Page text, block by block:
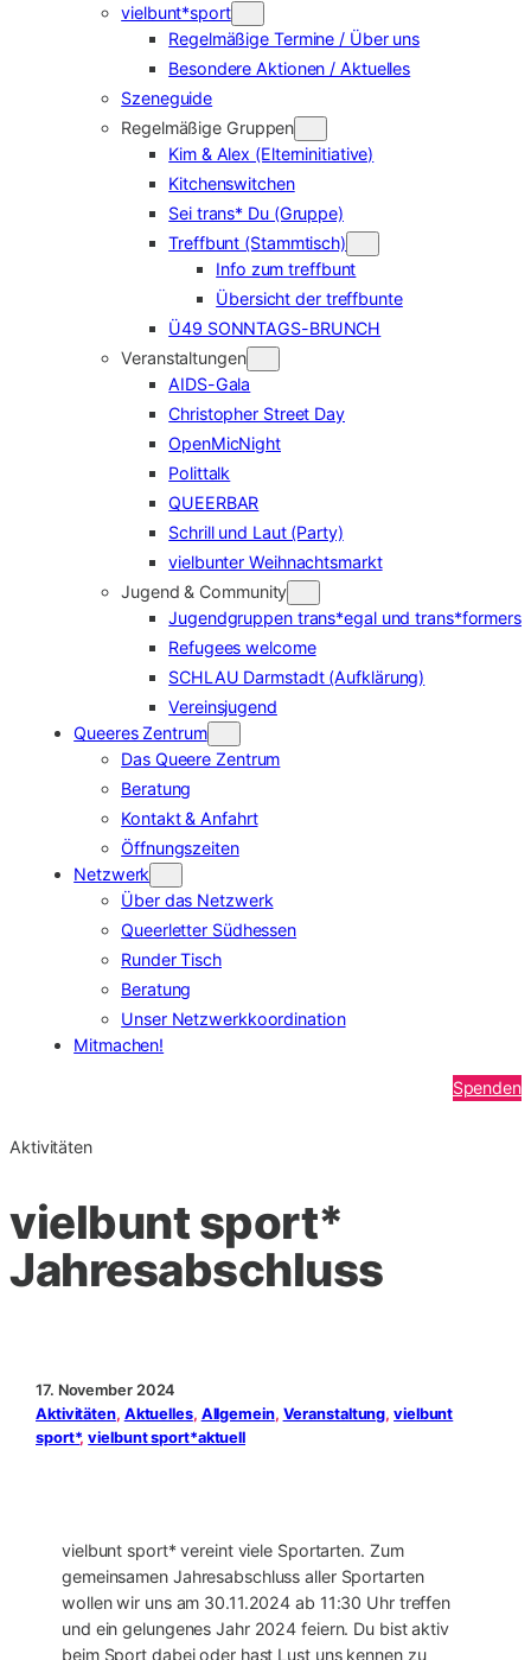
vielbunt*sport
Regelmäßige Termine / Über uns
Besondere Aktionen / Aktuelles
Szeneguide
Regelmäßige Gruppen
Kim & Alex (Elterninitiative)
Kitchenswitchen
Sei trans* Du (Gruppe)
Treffbunt (Stammtisch)
Info zum treffbunt
Übersicht der treffbunte
Ü49 SONNTAGS-BRUNCH
Veranstaltungen
AIDS-Gala
Christopher Street Day
OpenMicNight
Polittalk
QUEERBAR
Schrill und Laut (Party)
vielbunter Weihnachtsmarkt
Jugend & Community
Jugendgruppen trans*egal und trans*formers
Refugees welcome
SCHLAU Darmstadt (Aufklärung)
Vereinsjugend
Queeres Zentrum
Das Queere Zentrum
Beratung
Kontakt & Anfahrt
Öffnungszeiten
Netzwerk
Über das Netzwerk
Queerletter Südhessen
Runder Tisch
Beratung
Unser Netzwerkkoordination
Mitmachen!
Spenden
Aktivitäten
vielbunt sport*
Jahresabschluss
17. November 2024
Aktivitäten, Aktuelles, Allgemein, Veranstaltung, vielbunt
sport*, vielbunt sport*aktuell
vielbunt sport* vereint viele Sportarten. Zum
gemeinsamen Jahresabschluss aller Sportarten
wollen wir uns am 30.11.2024 ab 11:30 Uhr treffen
und ein gelungenes Jahr 2024 feiern. Du bist aktiv
beim Sport dabei oder hast Lust uns kennen zu